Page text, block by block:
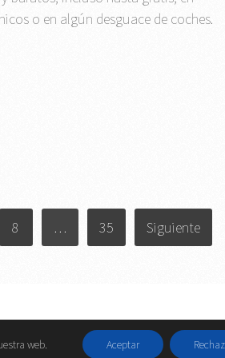
o en algún desguace de coches.
8 … 35 Siguiente
Contactar||
web. Aceptar